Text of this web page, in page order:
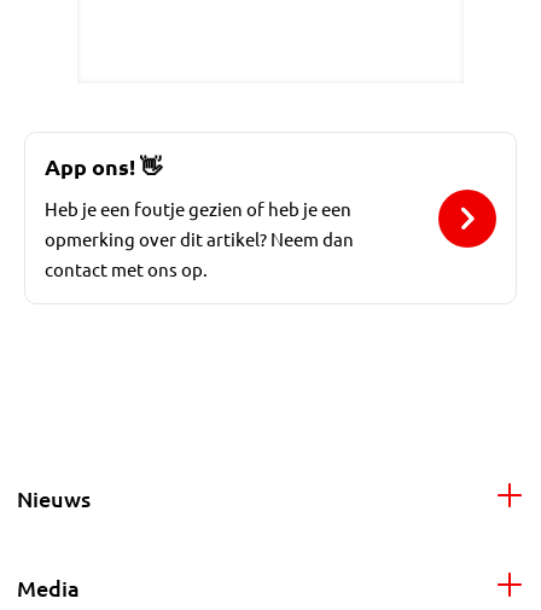
App ons!👋
Heb je een foutje gezien of heb je een
opmerking over dit artikel? Neem dan
contact met ons op.
Nieuws
Media